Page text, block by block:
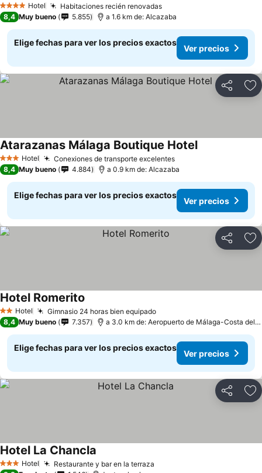
4 EstrellasHotel Habitaciones recién renovadas
8,4 Muy bueno 5.855 a 1.6 km de: Alcazaba
Elige fechas para ver los precios exactos
Ver precios
Compartir
3 Estrellas
Hotel Conexiones de transporte excelentes
Atarazanas Málaga Boutique Hotel
8,4 Muy bueno 4.884 a 0.9 km de: Alcazaba
Elige fechas para ver los precios exactos
Ver precios
Compartir
2 Estrellas
Hotel Gimnasio 24 horas bien equipado
Hotel Romerito
8,4 Muy bueno 7.357 a 3.0 km de: Aeropuerto de Málaga-Costa del Sol
Elige fechas para ver los precios exactos
Ver precios
Compartir
3 Estrellas
Hotel Restaurante y bar en la terraza
Hotel La Chancla